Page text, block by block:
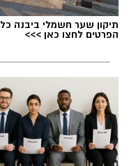
תיקון שער חשמלי ביבנה כל
הפרטים לחצו כאן >>>